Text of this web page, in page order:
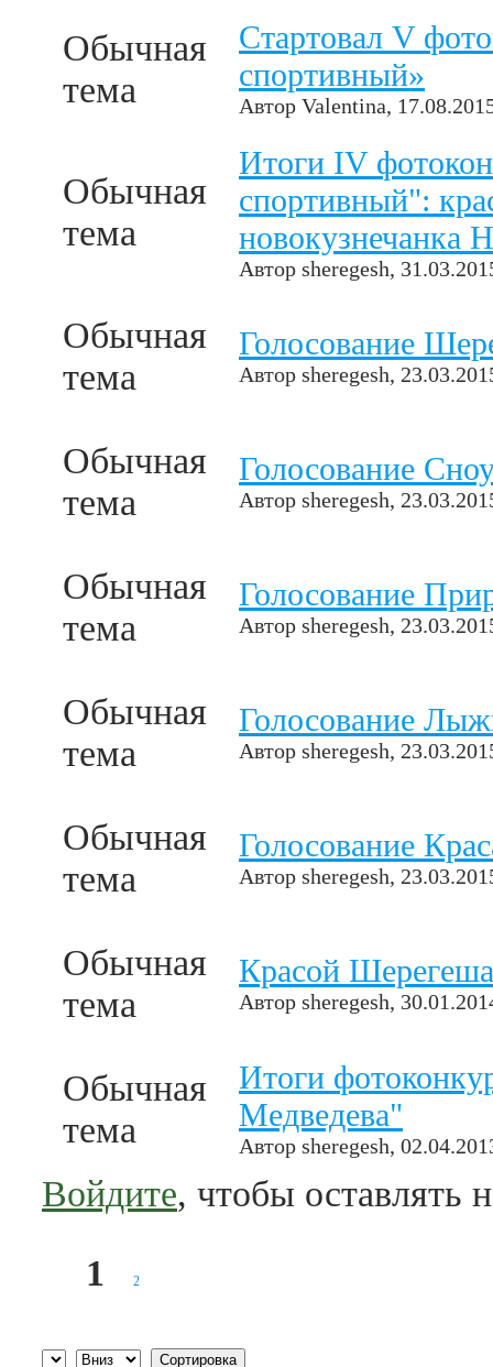
Обычная
тема
Стартовал V
спортивный»
Автор Valentina,
Обычная
тема
Итоги IV
спортивный":
новокузнечанка
Автор sheregesh,
Обычная
тема
Голосование
Автор sheregesh,
Обычная
тема
Голосование
Автор sheregesh,
Обычная
тема
Голосование
Автор sheregesh,
Обычная
тема
Голосование
Автор sheregesh,
Обычная
тема
Голосование
Автор sheregesh,
Обычная
тема
Красой
Автор sheregesh,
Обычная
тема
Итоги
Медведева"
Автор sheregesh,
Войдите, чтобы оставлять
1 2
Сортировка по
Сортировка